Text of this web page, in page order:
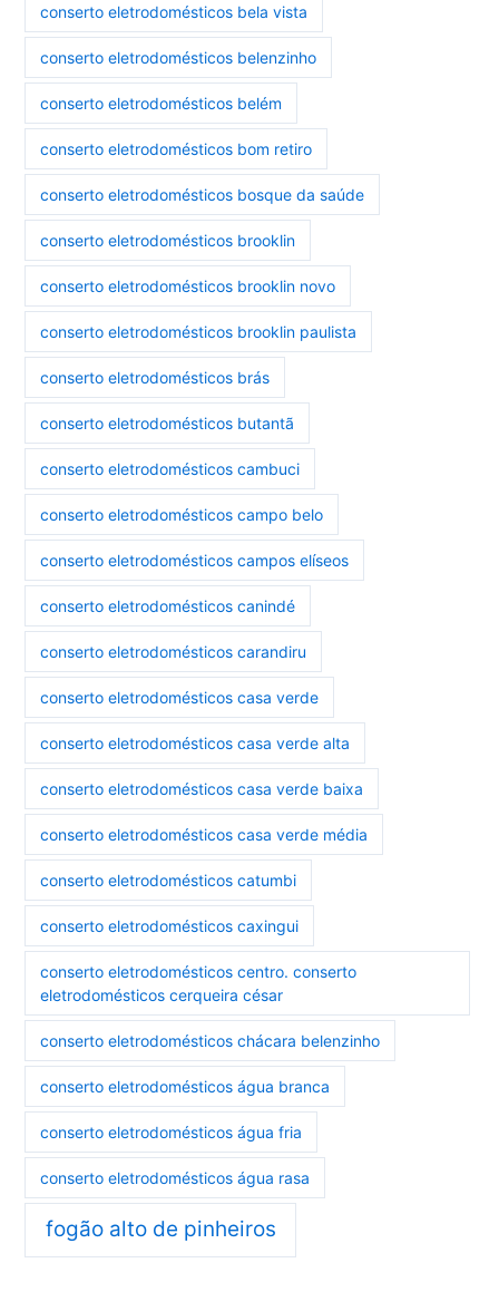
conserto eletrodomésticos bela vista
conserto eletrodomésticos belenzinho
conserto eletrodomésticos belém
conserto eletrodomésticos bom retiro
conserto eletrodomésticos bosque da saúde
conserto eletrodomésticos brooklin
conserto eletrodomésticos brooklin novo
conserto eletrodomésticos brooklin paulista
conserto eletrodomésticos brás
conserto eletrodomésticos butantã
conserto eletrodomésticos cambuci
conserto eletrodomésticos campo belo
conserto eletrodomésticos campos elíseos
conserto eletrodomésticos canindé
conserto eletrodomésticos carandiru
conserto eletrodomésticos casa verde
conserto eletrodomésticos casa verde alta
conserto eletrodomésticos casa verde baixa
conserto eletrodomésticos casa verde média
conserto eletrodomésticos catumbi
conserto eletrodomésticos caxingui
conserto eletrodomésticos centro. conserto
eletrodomésticos cerqueira césar
conserto eletrodomésticos chácara belenzinho
conserto eletrodomésticos água branca
conserto eletrodomésticos água fria
conserto eletrodomésticos água rasa
fogão alto de pinheiros